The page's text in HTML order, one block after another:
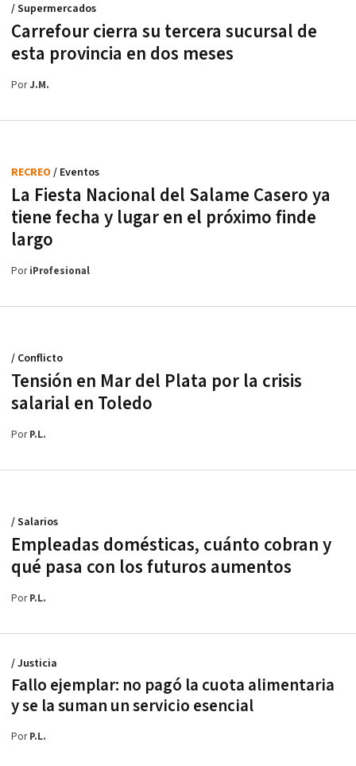
Carrefour cierra su tercera sucursal de
esta provincia en dos meses
/ Supermercados
PorJ.M.
La Fiesta Nacional del Salame Casero ya
tiene fecha y lugar en el próximo finde
largo
RECREO / Eventos
PoriProfesional
Tensión en Mar del Plata por la crisis
salarial en Toledo
/ Conflicto
PorP.L.
Empleadas domésticas, cuánto cobran y
qué pasa con los futuros aumentos
/ Salarios
PorP.L.
Fallo ejemplar: no pagó la cuota alimentaria
y se la suman un servicio esencial
/ Justicia
PorP.L.